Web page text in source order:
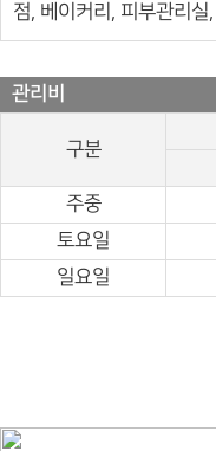
점, 베이커리, 피부관리
관리비
구분
주중
토요일
일요일